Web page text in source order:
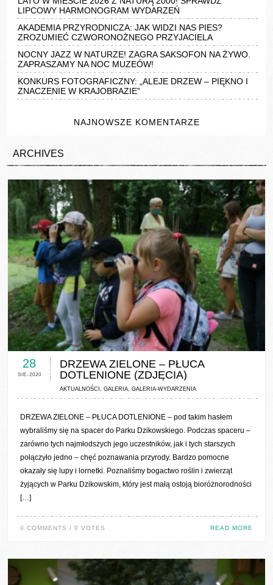
LIPCOWY HARMONOGRAM WYDARZEŃ
AKADEMIA PRZYRODNICZA: JAK WIDZI NAS PIES?
ZROZUMIEĆ CZWORONOŻNEGO PRZYJACIELA
NOCNY JAZZ W NATURZE! ZAGRA SAKSOFON NA ŻYWO.
ZAPRASZAMY NA NOC MUZEÓW!
KONKURS FOTOGRAFICZNY: „ALEJE DRZEW – PIĘKNO I
ZNACZENIE W KRAJOBRAZIE”
NAJNOWSZE KOMENTARZE
ARCHIVES
0 COMMENTS / 0 VOTES
28
SIE-2020
DRZEWA ZIELONE – PŁUCA
DOTLENIONE (ZDJĘCIA)
AKTUALNOŚCI ,GALERIA ,GALERIA-WYDARZENIA
DRZEWA ZIELONE – PŁUCA DOTLENIONE – pod takim hasłem
wybraliśmy się na spacer do Parku Dzikowskiego. Podczas spaceru –
zarówno tych najmłodszych jego uczestników, jak i tych starszych
połączyło jedno – chęć poznawania przyrody. Bardzo pomocne
okazały się lupy i lornetki. Poznaliśmy bogactwo roślin i zwierząt
żyjących w Parku Dzikowskim, który jest małą ostoją bioróżnorodności
[…]
0 COMMENTS / 0 VOTES READ MORE